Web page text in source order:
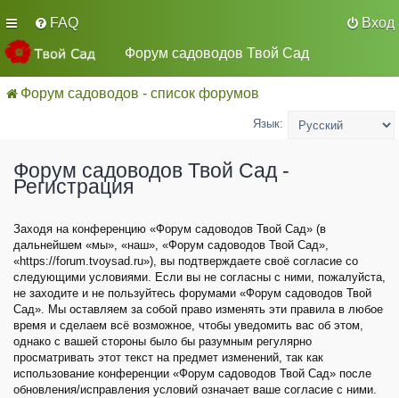
FAQ
Вход
Форум садоводов Твой Сад
Форум садоводов - список форумов
Язык:
Форум садоводов Твой Сад -
Регистрация
Заходя на конференцию «Форум садоводов Твой Сад» (в
дальнейшем «мы», «наш», «Форум садоводов Твой Сад»,
«https://forum.tvoysad.ru»), вы подтверждаете своё согласие со
следующими условиями. Если вы не согласны с ними, пожалуйста,
не заходите и не пользуйтесь форумами «Форум садоводов Твой
Сад». Мы оставляем за собой право изменять эти правила в любое
время и сделаем всё возможное, чтобы уведомить вас об этом,
однако с вашей стороны было бы разумным регулярно
просматривать этот текст на предмет изменений, так как
использование конференции «Форум садоводов Твой Сад» после
обновления/исправления условий означает ваше согласие с ними.